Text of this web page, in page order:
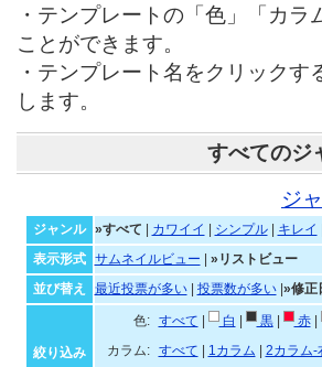
・テンプレートの「色」「カ
ことができます。
・テンプレート名をクリック
します。
すべてのジ
ジ
ジャンル »すべて カワイイ シンプル| キレイ
表示形式
サムネイルビュー
»リストビュー
並び替え
最近投票が多い| 投票数が多い| »修正
絞り込み
色: すべて 白 黒| 赤|
カラム:
すべて 1カラム 2カラム-